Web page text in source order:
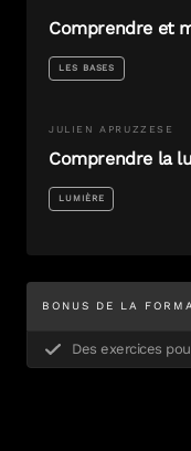
Comprendre et
LES BASES
JULIEN APRUZZESE
Comprendre la
LUMIÈRE
BONUS DE LA
Des exercices